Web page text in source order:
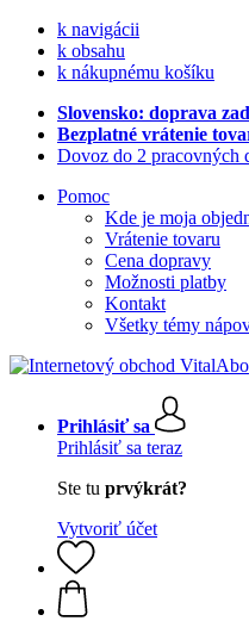
k navigácii
k obsahu
k nákupnému košíku
Slovensko: doprava
Bezplatné vrátenie
Dovoz do 2 pracovných
Pomoc
Kde je moja
Vrátenie tovaru
Cena dopravy
Možnosti platby
Kontakt
Všetky témy
Prihlásiť sa
Prihlásiť sa teraz
Ste tu prvýkrát?
Vytvoriť účet